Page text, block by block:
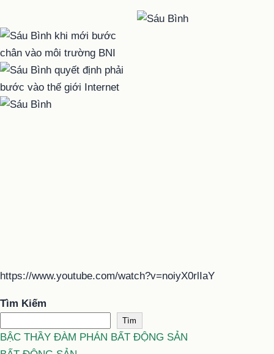
https://www.youtube.com/watch?v=noiyX0rlIaY
Tìm Kiếm
Tìm
BẬC THẦY ĐÀM PHÁN BẤT ĐỘNG SẢN